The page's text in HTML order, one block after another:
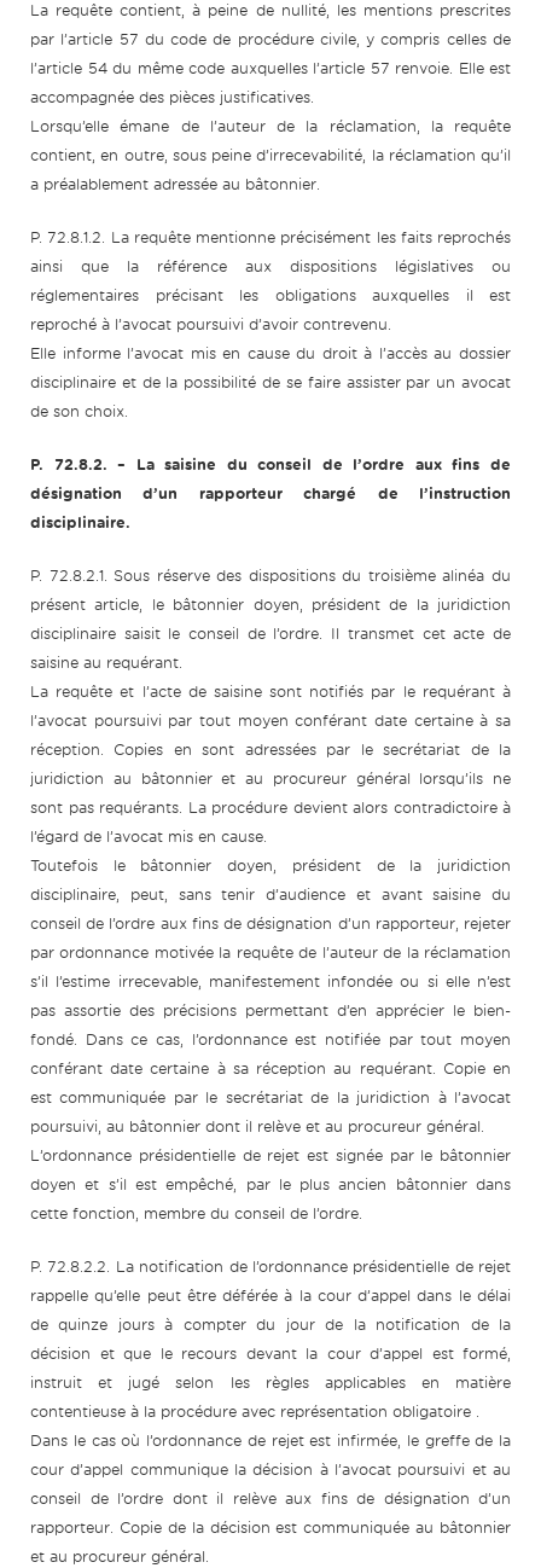
La requête contient, à peine de nullité, les mentions prescrites
par l’article 57 du code de procédure civile, y compris celles de
l’article 54 du même code auxquelles l’article 57 renvoie. Elle est
accompagnée des pièces justificatives.
Lorsqu’elle émane de l’auteur de la réclamation, la requête
contient, en outre, sous peine d’irrecevabilité, la réclamation qu’il
a préalablement adressée au bâtonnier.
P. 72.8.1.2. La requête mentionne précisément les faits reprochés
ainsi que la référence aux dispositions législatives ou
réglementaires précisant les obligations auxquelles il est
reproché à l’avocat poursuivi d’avoir contrevenu.
Elle informe l’avocat mis en cause du droit à l’accès au dossier
disciplinaire et de la possibilité de se faire assister par un avocat
de son choix.
P. 72.8.2.
– La saisine du conseil de l’ordre aux fins de
désignation d’un rapporteur chargé de l’instruction
disciplinaire.
P. 72.8.2.1. Sous réserve des dispositions du troisième alinéa du
présent article, le bâtonnier doyen, président de la juridiction
disciplinaire saisit le conseil de l’ordre. Il transmet cet acte de
saisine au requérant.
La requête et l’acte de saisine sont notifiés par le requérant à
l’avocat poursuivi par tout moyen conférant date certaine à sa
réception. Copies en sont adressées par le secrétariat de la
juridiction au bâtonnier et au procureur général lorsqu’ils ne
sont pas requérants. La procédure devient alors contradictoire à
l’égard de l’avocat mis en cause.
Toutefois le bâtonnier doyen, président de la juridiction
disciplinaire, peut, sans tenir d’audience et avant saisine du
conseil de l’ordre aux fins de désignation d’un rapporteur, rejeter
par ordonnance motivée la requête de l’auteur de la réclamation
s’il l’estime irrecevable, manifestement infondée ou si elle n’est
pas assortie des précisions permettant d’en apprécier le bien-
fondé. Dans ce cas, l’ordonnance est notifiée par tout moyen
conférant date certaine à sa réception au requérant. Copie en
est communiquée par le secrétariat de la juridiction à l’avocat
poursuivi, au bâtonnier dont il relève et au procureur général.
L’ordonnance présidentielle de rejet est signée par le bâtonnier
doyen et s’il est empêché, par le plus ancien bâtonnier dans
cette fonction, membre du conseil de l’ordre.
P. 72.8.2.2. La notification de l’ordonnance présidentielle de rejet
rappelle qu’elle peut être déférée à la cour d’appel dans le délai
de quinze jours à compter du jour de la notification de la
décision et que le recours devant la cour d’appel est formé,
instruit et jugé selon les règles applicables en matière
contentieuse à la procédure avec représentation obligatoire .
Dans le cas où l’ordonnance de rejet est infirmée, le greffe de la
cour d’appel communique la décision à l’avocat poursuivi et au
conseil de l’ordre dont il relève aux fins de désignation d’un
rapporteur. Copie de la décision est communiquée au bâtonnier
et au procureur général.